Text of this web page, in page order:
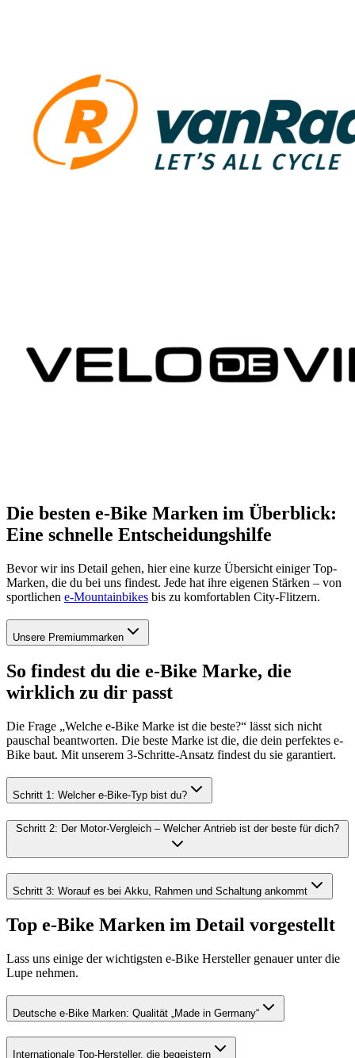
Die besten e-Bike Marken im Überblick:
Eine schnelle Entscheidungshilfe
Bevor wir ins Detail gehen, hier eine kurze Übersicht einiger Top-
Marken, die du bei uns findest. Jede hat ihre eigenen Stärken – von
sportlichen e-Mountainbikes bis zu komfortablen City-Flitzern.
Unsere Premiummarken
So findest du die e-Bike Marke, die
wirklich zu dir passt
Die Frage „Welche e-Bike Marke ist die beste?“ lässt sich nicht
pauschal beantworten. Die beste Marke ist die, die dein perfektes e-
Bike baut. Mit unserem 3-Schritte-Ansatz findest du sie garantiert.
Schritt 1: Welcher e-Bike-Typ bist du?
Schritt 2: Der Motor-Vergleich – Welcher Antrieb ist der beste für dich?
Schritt 3: Worauf es bei Akku, Rahmen und Schaltung ankommt
Top e-Bike Marken im Detail vorgestellt
Lass uns einige der wichtigsten e-Bike Hersteller genauer unter die
Lupe nehmen.
Deutsche e-Bike Marken: Qualität „Made in Germany“
Internationale Top-Hersteller, die begeistern